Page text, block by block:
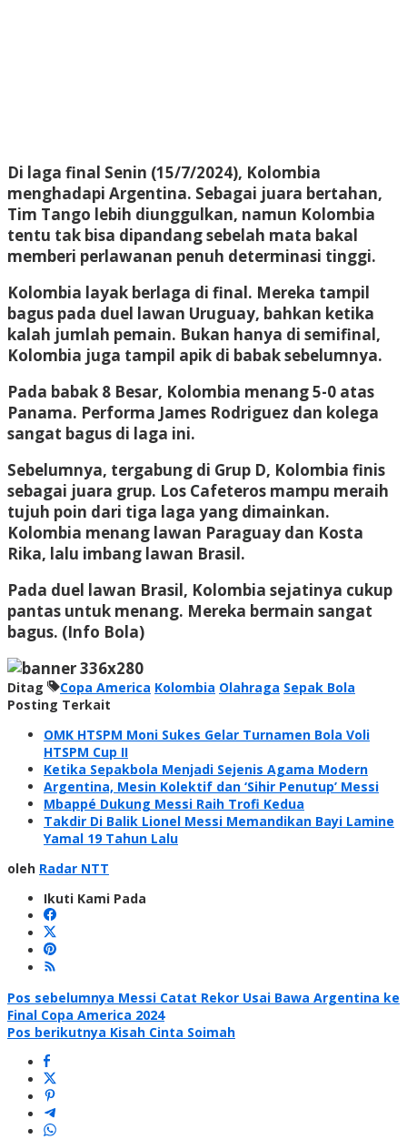
Di laga final Senin (15/7/2024), Kolombia
menghadapi Argentina. Sebagai juara bertahan,
Tim Tango lebih diunggulkan, namun Kolombia
tentu tak bisa dipandang sebelah mata bakal
memberi perlawanan penuh determinasi tinggi.
Kolombia layak berlaga di final. Mereka tampil
bagus pada duel lawan Uruguay, bahkan ketika
kalah jumlah pemain. Bukan hanya di semifinal,
Kolombia juga tampil apik di babak sebelumnya.
Pada babak 8 Besar, Kolombia menang 5-0 atas
Panama. Performa James Rodriguez dan kolega
sangat bagus di laga ini.
Sebelumnya, tergabung di Grup D, Kolombia finis
sebagai juara grup. Los Cafeteros mampu meraih
tujuh poin dari tiga laga yang dimainkan.
Kolombia menang lawan Paraguay dan Kosta
Rika, lalu imbang lawan Brasil.
Pada duel lawan Brasil, Kolombia sejatinya cukup
pantas untuk menang. Mereka bermain sangat
bagus. (Info Bola)
Ditag Copa America Kolombia Olahraga Sepak Bola
Posting Terkait
OMK HTSPM Moni Sukes Gelar Turnamen Bola Voli
HTSPM Cup II
Ketika Sepakbola Menjadi Sejenis Agama Modern
Argentina, Mesin Kolektif dan ‘Sihir Penutup’ Messi
Mbappé Dukung Messi Raih Trofi Kedua
Takdir Di Balik Lionel Messi Memandikan Bayi Lamine
Yamal 19 Tahun Lalu
oleh Radar NTT
Ikuti Kami Pada
Navigasi
pos
Pos sebelumnya Messi Catat Rekor Usai Bawa Argentina ke
Final Copa America 2024
Pos berikutnya Kisah Cinta Soimah